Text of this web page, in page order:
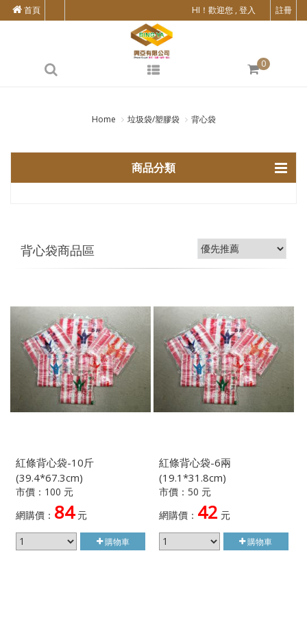
HI！歡迎您 , 登入 註冊
首頁
0
Home 垃圾袋/塑膠袋 背心袋
商品分類
背心袋商品區
紅條背心袋-10斤
(39.4*67.3cm)
市價：100 元
網購價： 84元
購物車
紅條背心袋-6兩
(19.1*31.8cm)
市價：50 元
網購價： 42 元
購物車